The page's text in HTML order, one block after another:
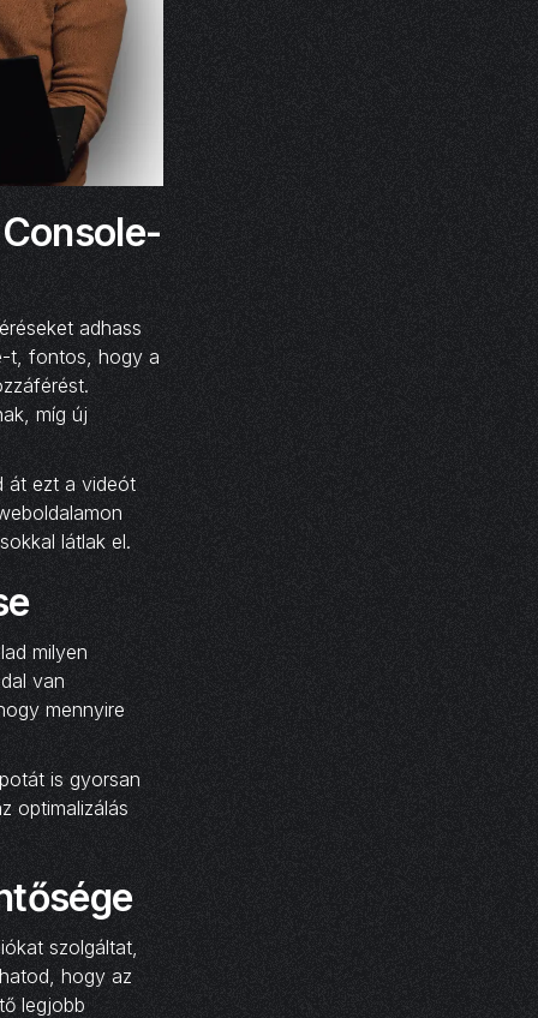
adhass
t, fontos, hogy a
míg új
át ezt a videót
látlak el.
milyen
van
mennyire
is gyorsan
optimalizálás
szolgáltat,
hogy az
legjobb